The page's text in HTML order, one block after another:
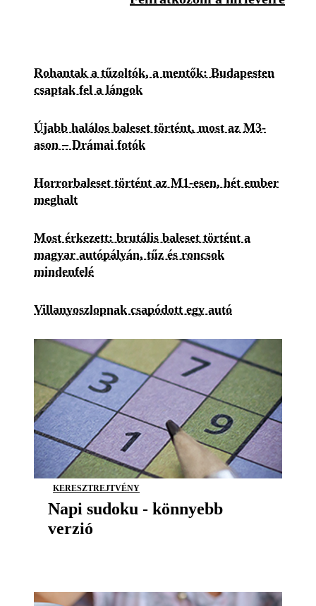
Rohantak a tűzoltók, a mentők: Budapesten
csaptak fel a lángok
Újabb halálos baleset történt, most az M3-
ason – Drámai fotók
Horrorbaleset történt az M1-esen, hét ember
meghalt
Most érkezett: brutális baleset történt a
magyar autópályán, tűz és roncsok
mindenfelé
Villanyoszlopnak csapódott egy autó
KERESZTREJTVÉNY
Napi sudoku - könnyebb
verzió